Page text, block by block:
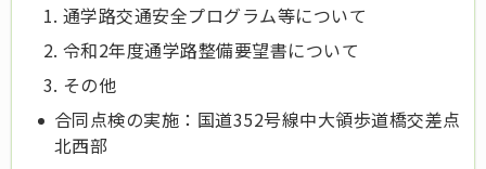
通学路交通安全プログラム等について
令和2年度通学路整備要望書について
その他
合同点検の実施：国道352号線中大領歩道橋交差点
北西部